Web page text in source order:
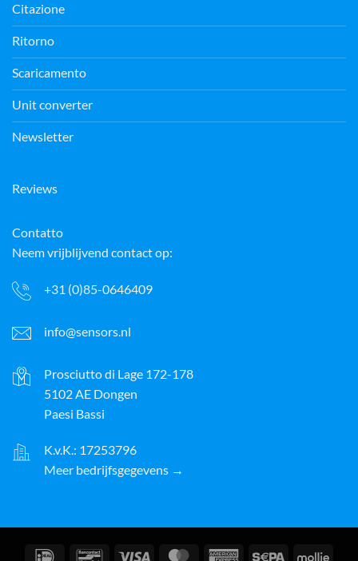
Citazione
Ritorno
Scaricamento
Unit converter
Newsletter
Reviews
Contatto
Neem vrijblijvend contact op:
+31 (0)85-0646409
info@sensors.nl
Prosciutto di Lage 172-178
5102 AE Dongen
Paesi Bassi
K.v.K.: 17253796
Meer bedrijfsgegevens →
IDeal BancontactVisto MasterCardAmerican Sepa